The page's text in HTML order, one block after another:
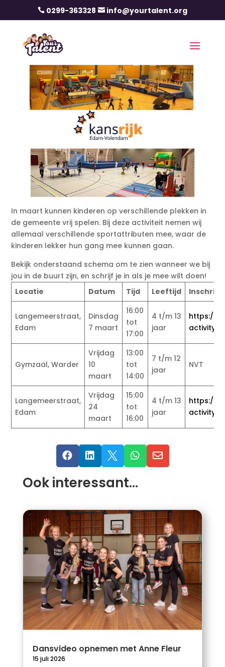
 0299-363328  info@yourtalent.org
In maart kunnen kinderen op verschillende plekken in
de gemeente vrij spelen. Bij deze activiteit nemen wij
allemaal verschillende sportattributen mee, waar de
kinderen lekker hun gang mee kunnen gaan.
Bekijk onderstaand schema om te zien wanneer we bij
jou in de buurt zijn, en schrijf je in als je mee wilt doen!
Locatie
Datum Tijd Leeftijd
Langemeerstraat,
Edam
Dinsdag
7 maart
16:00
tot
17:00
4 t/m 13
jaar
https://
Gymzaal, Warder
Vrijdag
10
maart
13:00
tot
14:00
7 t/m 12
jaar
NVT
Langemeerstraat,
Edam
Vrijdag
24
maart
15:00
tot
16:00
4 t/m 13
jaar
https://
    
Ook interessant…
Dansvideo opnemen met Anne Fleur
15 juli 2026